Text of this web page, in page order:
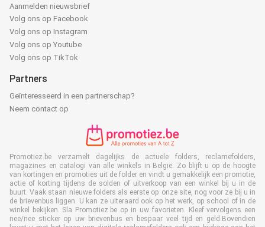
Aanmelden nieuwsbrief
Volg ons op Facebook
Volg ons op Instagram
Volg ons op Youtube
Volg ons op TikTok
Partners
Geïnteresseerd in een partnerschap?
Neem contact op
Promotiez.be verzamelt dagelijks de actuele folders, reclamefolders,
magazines en catalogi van alle winkels in België. Zo blijft u op de hoogte
van kortingen en promoties uit de folder en vindt u gemakkelijk een promotie,
actie of korting tijdens de solden of uitverkoop van een winkel bij u in de
buurt. Vaak staan nieuwe folders als eerste op onze site, nog voor ze bij u in
de brievenbus liggen. U kan ze uiteraard ook op het werk, op school of in de
winkel bekijken. Sla Promotiez.be op in uw favorieten. Kleef vervolgens een
nee/nee sticker op uw brievenbus en bespaar veel tijd en geld.Bovendien